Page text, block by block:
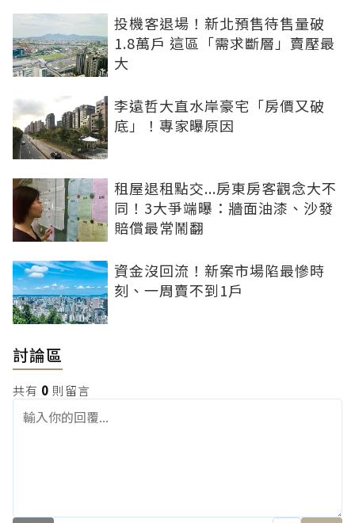
投機客退場！新北預售待售量破
1.8萬戶 這區「需求斷層」賣壓最
大
李遠哲大直水岸豪宅「房價又破
底」！專家曝原因
租屋退租點交...房東房客觀念大不
同！3大爭端曝：牆面油漆、沙發
賠償最常鬧翻
資金沒回流！新案市場陷最慘時
刻、一周賣不到1戶
討論區
共有 0 則留言